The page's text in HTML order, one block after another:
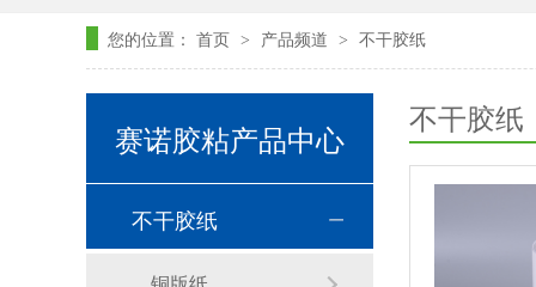
您的位置： 首页 > 产品频道 > 不干胶纸
不干胶纸
赛诺胶粘产品中心
不干胶纸